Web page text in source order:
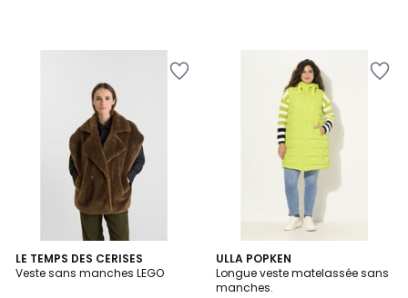
LE TEMPS DES CERISES
Veste sans manches LEGO
ULLA POPKEN
Longue veste matelassée sans
manches.